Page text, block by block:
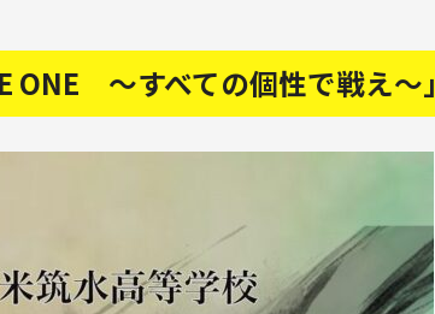
ONE ～すべての個性で戦え～」